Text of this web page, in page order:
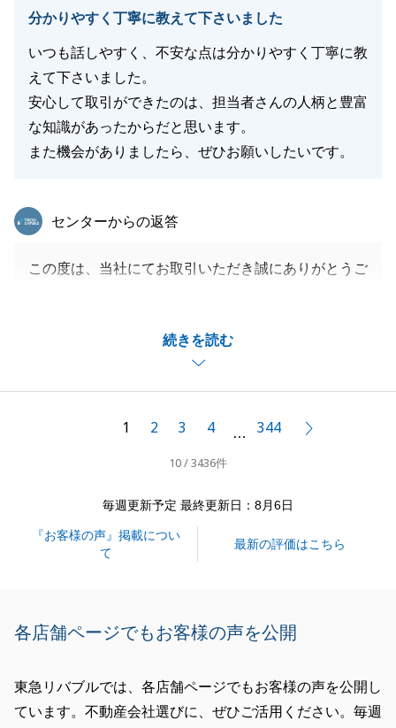
分かりやすく丁寧に教えて下さいました
いつも話しやすく、不安な点は分かりやすく丁寧に教
えて下さいました。
安心して取引ができたのは、担当者さんの人柄と豊富
な知識があったからだと思います。
また機会がありましたら、ぜひお願いしたいです。
続きを読む
東急リバブル
センターからの返答
この度は、当社にてお取引いただき誠にありがとうご
Ｓ様に「安心して取引ができた」と言っていただけた
ことが、私にとって何よりの励みになります。
何かあればいつでもお気軽にご連絡いただけますと幸
今後とも、よろしくお願いいたします。
1 2 3 4 … 344
10 / 3436件
毎週更新予定 最終更新日：8月6日
『お客様の声』掲載につい
て
最新の評価はこちら
各店舗ページでもお客様の声を公開
東急リバブルでは、各店舗ページでもお客様の声を公開し
ています。不動産会社選びに、ぜひご活用ください。毎週